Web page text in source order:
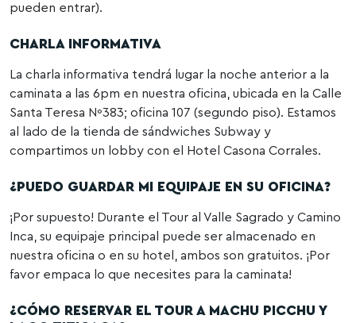
pueden entrar).
CHARLA INFORMATIVA
La charla informativa tendrá lugar la noche anterior a la
caminata a las 6pm en nuestra oficina, ubicada en la Calle
Santa Teresa Nº383; oficina 107 (segundo piso). Estamos
al lado de la tienda de sándwiches Subway y
compartimos un lobby con el Hotel Casona Corrales.
¿PUEDO GUARDAR MI EQUIPAJE EN SU OFICINA?
¡Por supuesto! Durante el Tour al Valle Sagrado y Camino
Inca, su equipaje principal puede ser almacenado en
nuestra oficina o en su hotel, ambos son gratuitos. ¡Por
favor empaca lo que necesites para la caminata!
¿CÓMO RESERVAR EL TOUR A MACHU PICCHU Y